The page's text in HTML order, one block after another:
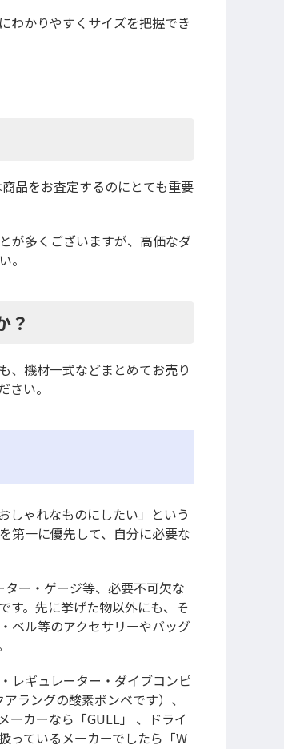
わかりやすくサイズを把握でき
品をお査定するのにとても重要
が多くございますが、高価なダ
。
？
、機材一式などまとめてお売り
い。
しゃれなものにしたい」という
第一に優先して、自分に必要な
ー・ゲージ等、必要不可欠な
す。先に挙げた物以外にも、そ
ベル等のアクセサリーやバッグ
レギュレーター・ダイブコンピ
ラングの酸素ボンベです）、
ーカーなら「GULL」 、ドライ
っているメーカーでしたら「W